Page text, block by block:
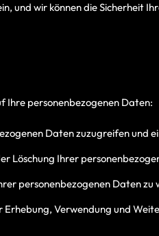
und wir können die Sicherheit
Ihre personenbezogenen Daten:
Daten zuzugreifen und
Löschung Ihrer
personenbezogenen Daten zu
Erhebung, Verwendung und